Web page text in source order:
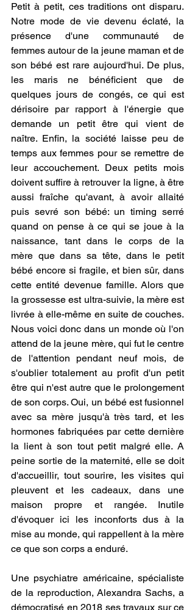
Petit à petit, ces traditions ont disparu.
Notre mode de vie devenu éclaté, la
présence d'une communauté de
femmes autour de la jeune maman et de
son bébé est rare aujourd'hui. De plus,
les maris ne bénéficient que de
quelques jours de congés, ce qui est
dérisoire par rapport à l'énergie que
demande un petit être qui vient de
naître. Enfin, la société laisse peu de
temps aux femmes pour se remettre de
leur accouchement. Deux petits mois
doivent suffire à retrouver la ligne, à être
aussi fraîche qu'avant, à avoir allaité
puis sevré son bébé: un timing serré
quand on pense à ce qui se joue à la
naissance, tant dans le corps de la
mère que dans sa tête, dans le petit
bébé encore si fragile, et bien sûr, dans
cette entité devenue famille. Alors que
la grossesse est ultra-suivie, la mère est
livrée à elle-même en suite de couches.
Nous voici donc dans un monde où l'on
attend de la jeune mère, qui fut le centre
de l'attention pendant neuf mois, de
s'oublier totalement au profit d'un petit
être qui n'est autre que le prolongement
de son corps. Oui, un bébé est fusionnel
avec sa mère jusqu'à très tard, et les
hormones fabriquées par cette dernière
la lient à son tout petit malgré elle. A
peine sortie de la maternité, elle se doit
d'accueillir, tout sourire, les visites qui
pleuvent et les cadeaux, dans une
maison propre et rangée. Inutile
d'évoquer ici les inconforts dus à la
mise au monde, qui rappellent à la mère
ce que son corps a enduré.
Une psychiatre américaine, spécialiste
de la reproduction, Alexandra Sachs, a
démocratisé en 2018 ses travaux sur ce